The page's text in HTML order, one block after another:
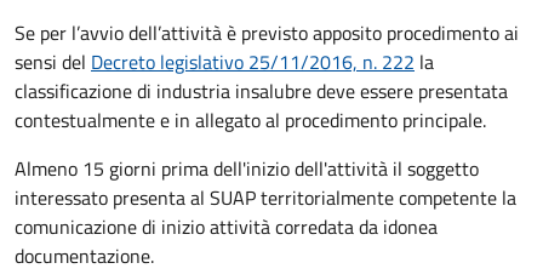
Se per l’avvio dell’attività è previsto apposito procedimento ai
sensi del Decreto legislativo 25/11/2016, n. 222 la
classificazione di industria insalubre deve essere presentata
contestualmente e in allegato al procedimento principale.
Almeno 15 giorni prima dell'inizio dell'attività il soggetto
interessato presenta al SUAP territorialmente competente la
comunicazione di inizio attività corredata da idonea
documentazione.